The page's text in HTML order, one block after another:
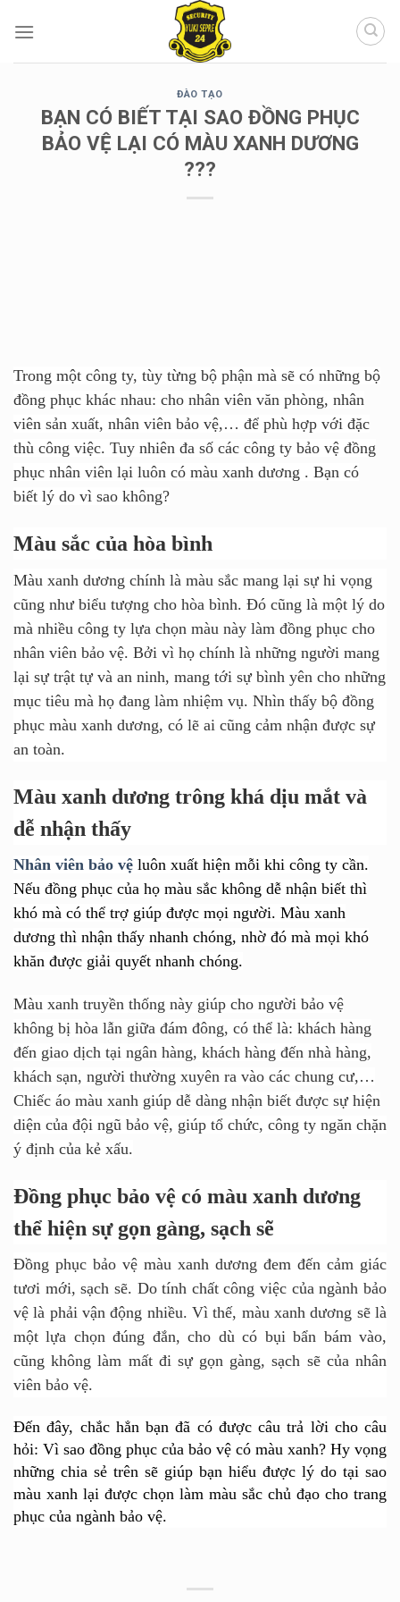
đến
ĐÀO TẠO
BẠN CÓ BIẾT TẠI SAO ĐỒNG PHỤC
BẢO VỆ LẠI CÓ MÀU XANH DƯƠNG
???
Trong một công ty, tùy từng bộ phận mà sẽ có những bộ
đồng phục khác nhau: cho nhân viên văn phòng, nhân
viên sản xuất, nhân viên bảo vệ,… để phù hợp với đặc
thù công việc. Tuy nhiên đa số các công ty bảo vệ đồng
phục nhân viên lại luôn có màu xanh dương . Bạn có
biết lý do vì sao không?
Màu sắc của hòa bình
Màu xanh dương chính là màu sắc mang lại sự hi vọng
cũng như biểu tượng cho hòa bình. Đó cũng là một lý do
mà nhiều công ty lựa chọn màu này làm đồng phục cho
nhân viên bảo vệ. Bởi vì họ chính là những người mang
lại sự trật tự và an ninh, mang tới sự bình yên cho những
mục tiêu mà họ đang làm nhiệm vụ. Nhìn thấy bộ đồng
phục màu xanh dương, có lẽ ai cũng cảm nhận được sự
an toàn.
Màu xanh dương trông khá dịu mắt và
dễ nhận thấy
Nhân viên bảo vệ luôn xuất hiện mỗi khi công ty cần.
Nếu đồng phục của họ màu sắc không dễ nhận biết thì
khó mà có thể trợ giúp được mọi người. Màu xanh
dương thì nhận thấy nhanh chóng, nhờ đó mà mọi khó
khăn được giải quyết nhanh chóng.
Màu xanh truyền thống này giúp cho người bảo vệ
không bị hòa lẫn giữa đám đông, có thể là: khách hàng
đến giao dịch tại ngân hàng, khách hàng đến nhà hàng,
khách sạn, người thường xuyên ra vào các chung cư,…
Chiếc áo màu xanh giúp dễ dàng nhận biết được sự hiện
diện của đội ngũ bảo vệ, giúp tổ chức, công ty ngăn chặn
ý định của kẻ xấu.
Đồng phục bảo vệ có màu xanh dương
thể hiện sự gọn gàng, sạch sẽ
Đồng phục bảo vệ màu xanh dương đem đến cảm giác
tươi mới, sạch sẽ. Do tính chất công việc của ngành bảo
vệ là phải vận động nhiều. Vì thế, màu xanh dương sẽ là
một lựa chọn đúng đắn, cho dù có bụi bẩn bám vào,
cũng không làm mất đi sự gọn gàng, sạch sẽ của nhân
viên bảo vệ.
Đến đây, chắc hẳn bạn đã có được câu trả lời cho câu
hỏi: Vì sao đồng phục của bảo vệ có màu xanh? Hy vọng
những chia sẻ trên sẽ giúp bạn hiểu được lý do tại sao
màu xanh lại được chọn làm màu sắc chủ đạo cho trang
phục của ngành bảo vệ.